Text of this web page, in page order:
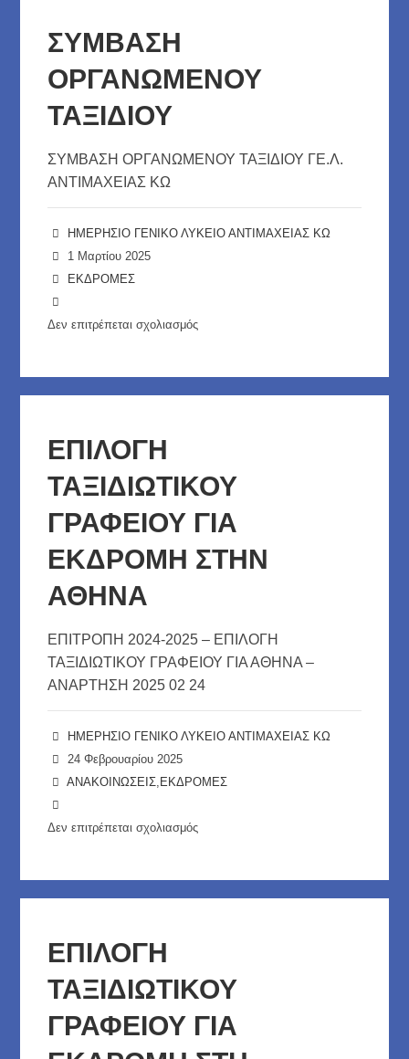
ΓΙΑ
ΤΗΝ
ΕΚΔΡΟΜΗ
ΜΑΔΡΙΤΗ
ΣΥΜΒΑΣΗ
ΟΡΓΑΝΩΜΕΝΟΥ
ΤΑΞΙΔΙΟΥ
ΣΥΜΒΑΣΗ ΟΡΓΑΝΩΜΕΝΟΥ ΤΑΞΙΔΙΟΥ ΓΕ.Λ.
ΑΝΤΙΜΑΧΕΙΑΣ ΚΩ
ΗΜΕΡΗΣΙΟ ΓΕΝΙΚΟ ΛΥΚΕΙΟ ΑΝΤΙΜΑΧΕΙΑΣ ΚΩ
1 Μαρτίου 2025
ΕΚΔΡΟΜΕΣ
Δεν επιτρέπεται σχολιασμός
ΕΠΙΛΟΓΗ
ΤΑΞΙΔΙΩΤΙΚΟΥ
ΓΡΑΦΕΙΟΥ ΓΙΑ
ΕΚΔΡΟΜΗ ΣΤΗΝ
ΑΘΗΝΑ
ΕΠΙΤΡΟΠΗ 2024-2025 – ΕΠΙΛΟΓΗ
ΤΑΞΙΔΙΩΤΙΚΟΥ ΓΡΑΦΕΙΟΥ ΓΙΑ ΑΘΗΝΑ –
ΑΝΑΡΤΗΣΗ 2025 02 24
ΗΜΕΡΗΣΙΟ ΓΕΝΙΚΟ ΛΥΚΕΙΟ ΑΝΤΙΜΑΧΕΙΑΣ ΚΩ
24 Φεβρουαρίου 2025
ΑΝΑΚΟΙΝΩΣΕΙΣ ΕΚΔΡΟΜΕΣ
Δεν επιτρέπεται σχολιασμός
ΓΙΑ
ΕΚΔΡΟΜΗ
ΣΤΗΝ
ΕΠΙΛΟΓΗ
ΤΑΞΙΔΙΩΤΙΚΟΥ
ΓΡΑΦΕΙΟΥ ΓΙΑ